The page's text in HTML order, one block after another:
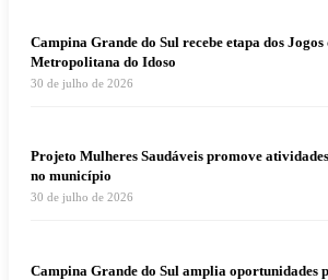
Campina Grande do Sul recebe etapa dos
Metropolitana do Idoso
30 de julho de 2026
Projeto Mulheres Saudáveis promove
no município
30 de julho de 2026
Campina Grande do Sul amplia oportunidades